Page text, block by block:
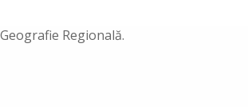
Regională.